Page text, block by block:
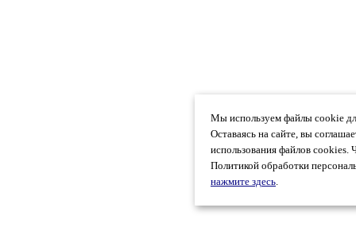
Мы используем файлы cookie
Оставаясь на сайте, вы
использования файлов cookies.
Политикой обработки
нажмите здесь.